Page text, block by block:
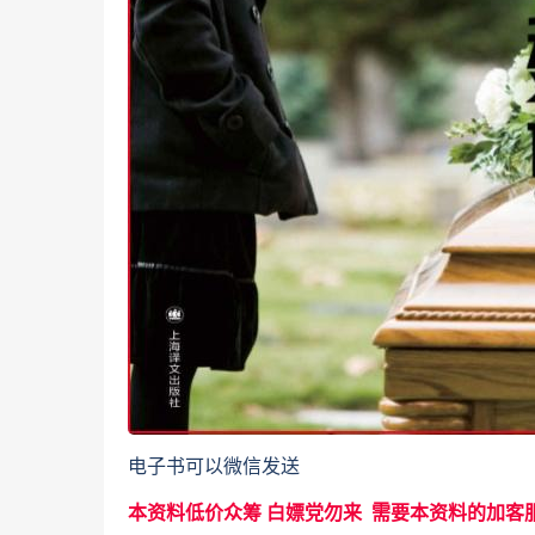
电子书可以微信发送
本资料低价众筹 白嫖党勿来 需要本资料的加客